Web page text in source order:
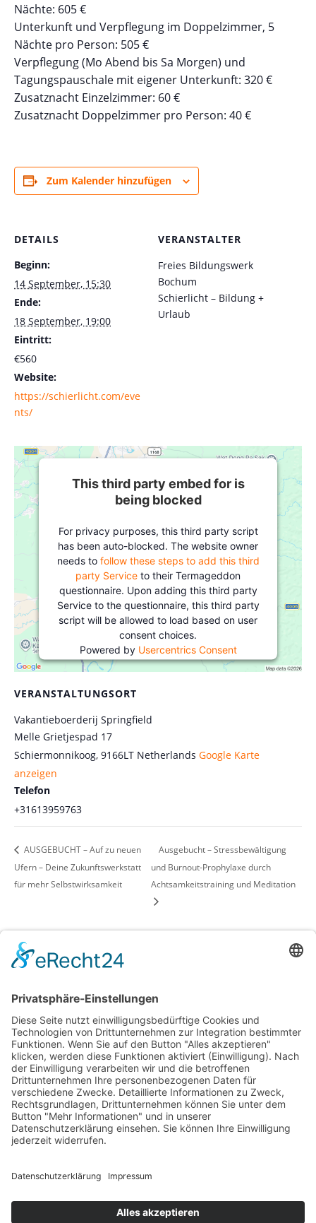
Nächte: 605 €
Unterkunft und Verpflegung im Doppelzimmer, 5
Nächte pro Person: 505 €
Verpflegung (Mo Abend bis Sa Morgen) und
Tagungspauschale mit eigener Unterkunft: 320 €
Zusatznacht Einzelzimmer: 60 €
Zusatznacht Doppelzimmer pro Person: 40 €
Zum Kalender hinzufügen
DETAILS
Beginn:
14 September, 15:30
Ende:
18 September, 19:00
Eintritt:
€560
Website:
https://schierlicht.com/eve
nts/
VERANSTALTER
Freies Bildungswerk
Bochum
Schierlicht – Bildung +
Urlaub
VERANSTALTUNGSORT
Vakantieboerderij Springfield
Melle Grietjespad 17
Schiermonnikoog, 9166LT Netherlands Google Karte
anzeigen
Telefon
+31613959763
This third party embed for is
being blocked
For privacy purposes, this third party script
has been auto-blocked. The website owner
needs to follow these steps to add this third
party Service to their Termageddon
questionnaire. Upon adding this third party
Service to the questionnaire, this third party
script will be allowed to load based on user
consent choices.
Powered by Usercentrics Consent
Management Platform&eRecht24
AUSGEBUCHT – Auf zu neuen
Ufern – Deine Zukunftswerkstatt
für mehr Selbstwirksamkeit
Ausgebucht – Stressbewältigung
und Burnout-Prophylaxe durch
Achtsamkeitstraining und Meditation
Copyright © 2026 Alle Rechte vorbehalten.
Schierlicht
Startseite
Über Uns
Feedback
Kontakt
Kurse & Infos
Kurse
Inhalte
Legals